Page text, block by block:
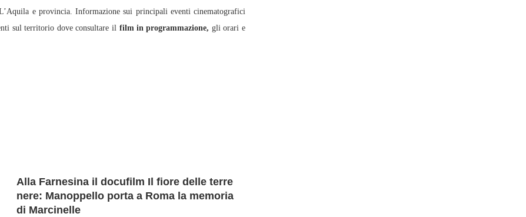
e provincia. Informazione sui principali eventi cinematografici
sul territorio dove consultare il film in programmazione, gli orari e
Alla Farnesina il docufilm Il fiore delle terre
nere: Manoppello porta a Roma la memoria
di Marcinelle